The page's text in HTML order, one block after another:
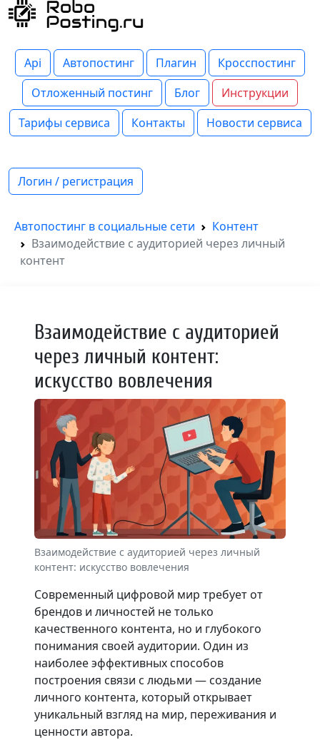
Api Автопостинг Плагин
Кросспостинг
Отложенный постинг
Блог
Инструкции
Тарифы сервиса
Контакты Новости сервиса
Логин / регистрация
Автопостинг в социальные сети
Контент
Взаимодействие с аудиторией через личный
контент
Взаимодействие с аудиторией
через личный контент:
искусство вовлечения
Взаимодействие с аудиторией через личный
контент: искусство вовлечения
Современный цифровой мир требует от
брендов и личностей не только
качественного контента, но и глубокого
понимания своей аудитории. Один из
наиболее эффективных способов
построения связи с людьми — создание
личного контента, который открывает
уникальный взгляд на мир, переживания и
ценности автора.